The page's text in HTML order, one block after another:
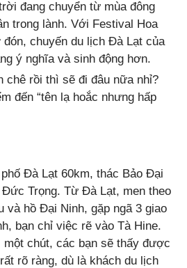
đang chuyển từ mùa đông
trong lành. Với Festival Hoa
chuyến du lịch Đà Lạt của
ý nghĩa và sinh động hơn.
chê rồi thì sẽ đi đâu nữa nhỉ?
đến “tên lạ hoắc nhưng hấp
Đà Lạt 60km, thác Bảo Đại
Trọng. Từ Đà Lạt, men theo
và hồ Đại Ninh, gặp ngã 3 giao
bạn chỉ việc rẽ vào Tà Hine.
một chút, các bạn sẽ thấy được
rõ ràng, dù là khách du lịch